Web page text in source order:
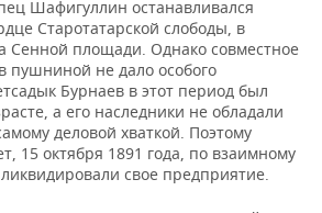
Шафигуллин останавливался
Старотатарской слободы, в
Сенной площади. Однако совместное
пушниной не дало особого
Бурнаев в этот период был
а его наследники не обладали
деловой хваткой. Поэтому
15 октября 1891 года, по взаимному
свое предприятие.